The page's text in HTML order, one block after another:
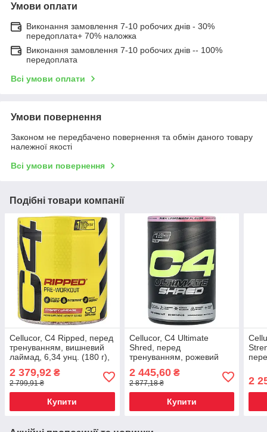
Умови оплати
Виконання замовлення 7-10 робочих днів - 30%
передоплата+ 70% наложка
Виконання замовлення 7-10 робочих днів -- 100%
передоплата
Всі умови оплати
Умови повернення
Законом не передбачено повернення та обмін даного товару
належної якості
Всі умови повернення
Подібні товари компанії
Cellucor, C4 Ripped, перед
тренуванням, вишневий
лаймад, 6,34 унц. (180 г),
Київ
2 379,92 ₴
2 799,91 ₴
Купити
Cellucor, C4 Ultimate
Shred, перед
тренуванням, рожевий
лимонад, 406 г (14,3
унції), Київ
2 445,60₴
2 877,18 ₴
Купити
2